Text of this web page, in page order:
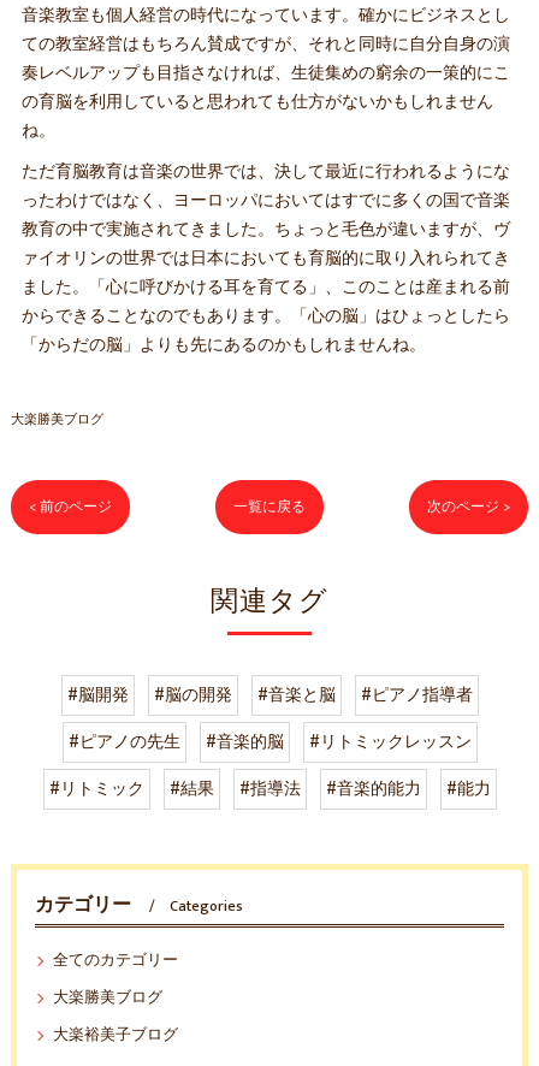
音楽教室も個人経営の時代になっています。確かにビジネスとし
ての教室経営はもちろん賛成ですが、それと同時に自分自身の演
奏レベルアップも目指さなければ、生徒集めの窮余の一策的にこ
の育脳を利用していると思われても仕方がないかもしれません
ね。
ただ育脳教育は音楽の世界では、決して最近に行われるようにな
ったわけではなく、ヨーロッパにおいてはすでに多くの国で音楽
教育の中で実施されてきました。ちょっと毛色が違いますが、ヴ
ァイオリンの世界では日本においても育脳的に取り入れられてき
ました。「心に呼びかける耳を育てる」、このことは産まれる前
からできることなのでもあります。「心の脳」はひょっとしたら
「からだの脳」よりも先にあるのかもしれませんね。
大楽勝美ブログ
< 前のページ 一覧に戻る 次のページ >
関連タグ
#脳開発 #脳の開発 #音楽と脳
#ピアノ指導者
#ピアノの先生
#音楽的脳
#リトミックレッスン
#リトミック
#結果 #指導法 #音楽的能力 #能力
カテゴリー Categories
全てのカテゴリー
大楽勝美ブログ
大楽裕美子ブログ